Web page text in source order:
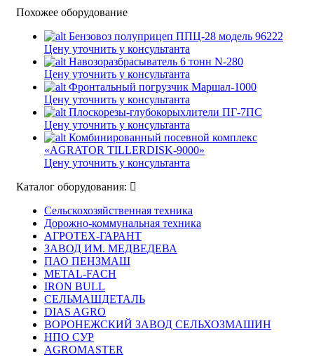
Похожее оборудование
Бензовоз полуприцеп ППЦ-28 модель 96222
Цену уточнить у консультанта
Навозоразбрасыватель 6 тонн N-280
Цену уточнить у консультанта
Фронтальный погрузчик Маршал-1000
Цену уточнить у консультанта
Плоскорезы-глубокорыхлители ПГ-7ПС
Цену уточнить у консультанта
Комбинированный посевной комплекс
«AGRATOR TILLERDISK-9000»
Цену уточнить у консультанта
Каталог оборудования:
Сельскохозяйственная техника
Дорожно-коммунальная техника
АГРОТЕХ-ГАРАНТ
ЗАВОД ИМ. МЕДВЕДЕВА
ПАО ПЕНЗМАШ
METAL-FACH
IRON BULL
СЕЛЬМАШДЕТАЛЬ
DIAS AGRO
ВОРОНЕЖСКИЙ ЗАВОД СЕЛЬХОЗМАШИН
НПО СУР
AGROMASTER